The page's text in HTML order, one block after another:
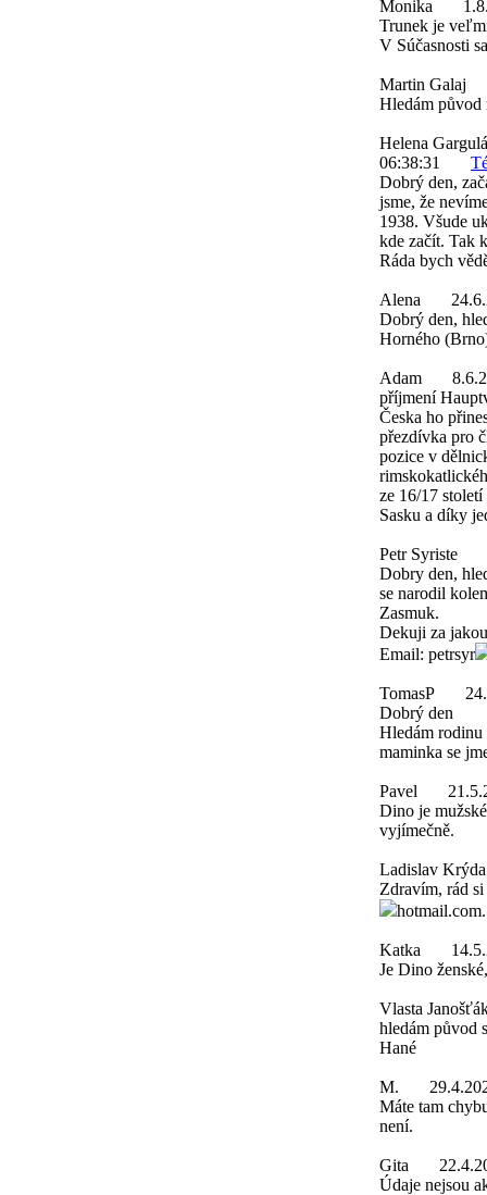
Monika
Trunek je
V Súčasnosti
Martin Galaj
Hledám původ
Helena
06:38:31
Dobrý den,
jsme, že
1938. Všude
kde začít. Tak
Ráda bych
Alena
Dobrý den,
Horného
Adam
příjmení
Česka ho
přezdívka pro
pozice v
ze 16/17
Sasku a díky
Petr Syriste
Dobry den,
se narodil
Zasmuk.
Dekuji za
Email: petrsyr
TomasP
Dobrý den
Hledám
maminka se
Pavel
Dino je
vyjímečně.
Ladislav Krýda
Zdravím, rád
Katka
Je Dino
Vlasta
hledám původ
Hané
M.
Máte tam
není.
Gita
Údaje nejsou